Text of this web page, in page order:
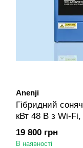
Anenji
Гібридний
кВт 48 В з Wi-
кВт), on-grid /
19 800 грн
В наявності